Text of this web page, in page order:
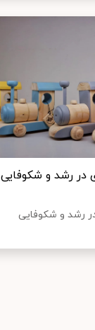
در رشد و شکوفایی
رشد و شکوفایی